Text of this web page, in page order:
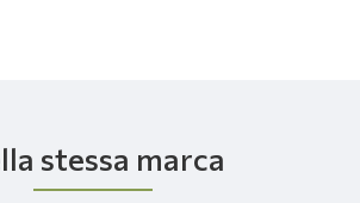
stessa marca